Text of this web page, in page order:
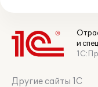
и
Другие сайты 1С